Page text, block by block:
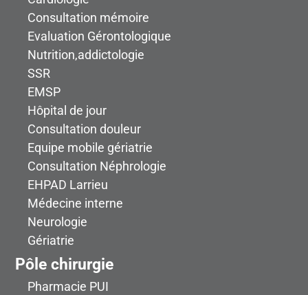
Consultation mémoire
Evaluation Gérontologique
Nutrition,addictologie
SSR
EMSP
Hôpital de jour
Consultation douleur
Equipe mobile gériatrie
Consultation Néphrologie
EHPAD Larrieu
Médecine interne
Neurologie
Gériatrie
Pôle chirurgie
Pharmacie PUI